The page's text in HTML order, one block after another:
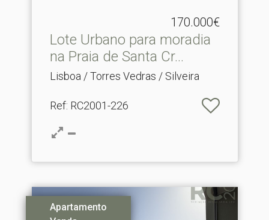
170.000€
Lote Urbano para moradia
na Praia de Santa Cr.​..
Lisboa / Torres Vedras / Silveira
Ref: RC2001-226
Apartamento